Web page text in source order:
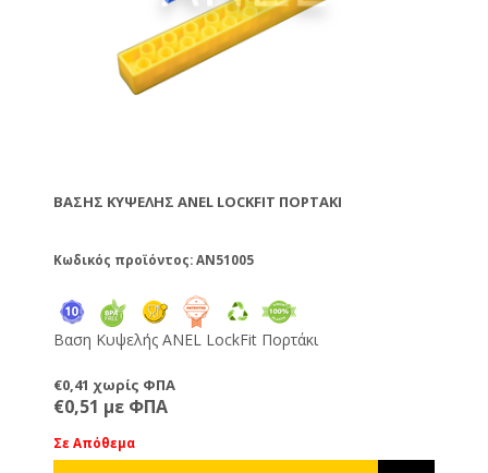
ΒΆΣΗΣ ΚΥΨΈΛΗΣ ANEL LOCKFIT ΠΟΡΤΆΚΙ
Κωδικός προϊόντος: AN51005
Βαση Κυψελής ANEL LockFit Πορτάκι
€0,41 χωρίς ΦΠΑ
€0,51 με ΦΠΑ
Σε Απόθεμα